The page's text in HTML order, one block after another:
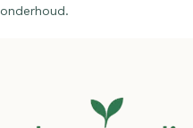
onderhoud.